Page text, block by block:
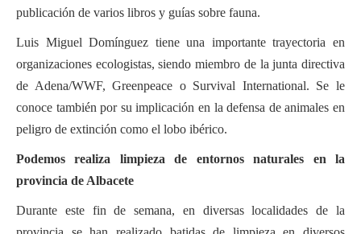
publicación de varios libros y guías sobre fauna.
Luis Miguel Domínguez tiene una importante trayectoria en
organizaciones ecologistas, siendo miembro de la junta directiva
de Adena/WWF, Greenpeace o Survival International. Se le
conoce también por su implicación en la defensa de animales en
peligro de extinción como el lobo ibérico.
Podemos realiza limpieza de entornos naturales en la
provincia de Albacete
Durante este fin de semana, en diversas localidades de la